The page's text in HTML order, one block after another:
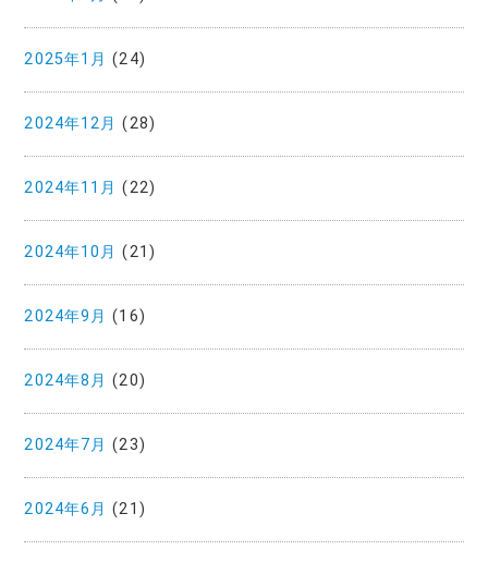
2025年1月 (24)
2024年12月 (28)
2024年11月 (22)
2024年10月 (21)
2024年9月 (16)
2024年8月 (20)
2024年7月 (23)
2024年6月 (21)